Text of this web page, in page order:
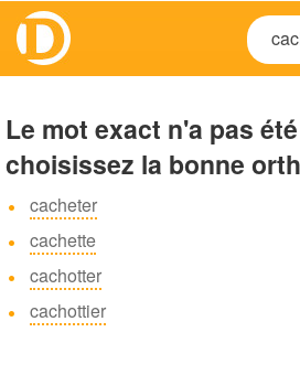
Le mot exact n'a pas
choisissez la bonne
cacheter
cachette
cachotter
cachottier